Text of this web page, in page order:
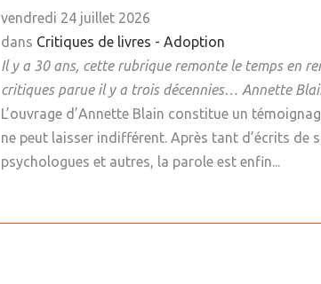
vendredi 24 juillet 2026
dans Critiques de livres - Adoption
Il y a 30 ans, cette rubrique remonte le temps en
critiques parue il y a trois décennies… Annette
L’ouvrage d’Annette Blain constitue un
ne peut laisser indifférent. Après tant d’écrits de
psychologues et autres, la parole est enfin...